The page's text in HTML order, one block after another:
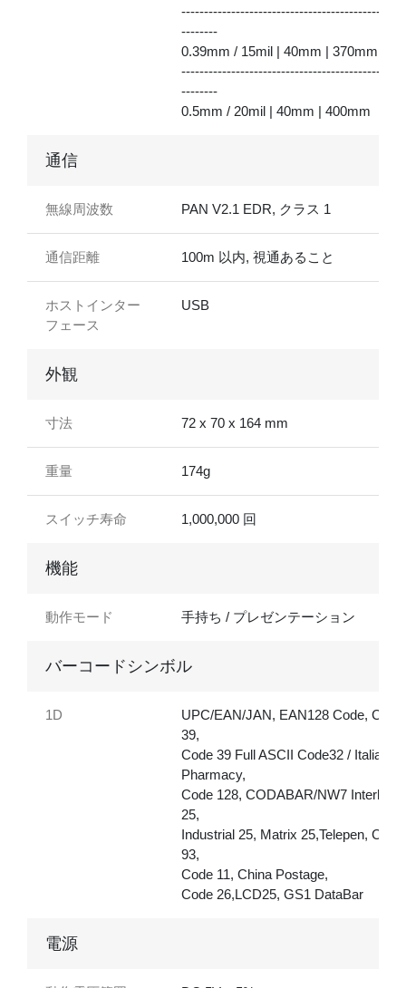
--------
0.39mm / 15mil | 40mm | 370mm
--------
0.5mm / 20mil | 40mm | 400mm
通信
無線周波数 PAN V2.1 EDR, クラス 1
通信距離 100m 以内, 視通あること
ホストインター
フェース
USB
外観
寸法 72 x 70 x 164 mm
重量 174g
スイッチ寿命 1,000,000 回
機能
動作モード 手持ち / プレゼンテーション
バーコードシンボル
1D
UPC/EAN/JAN, EAN128 Code, Code
39,
Code 39 Full ASCII Code32 / Italian
Pharmacy,
Code 128, CODABAR/NW7
25,
Industrial 25, Matrix 25,Telepen, Code
93,
Code 11, China Postage,
Code 26,LCD25, GS1 DataBar
電源